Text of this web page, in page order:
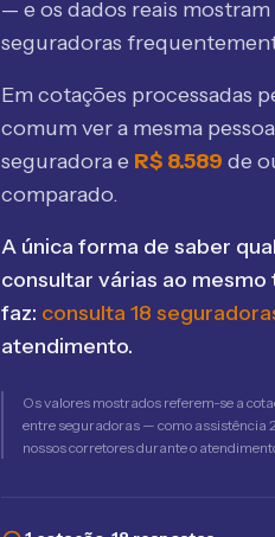
— e os dados reais
seguradoras
Em cotações processadas
comum ver a mesma
seguradora e R$ 8.589 de
comparado.
A única forma de saber
consultar várias ao
faz: consulta 18
atendimento.
Os valores mostrados referem-se a
entre seguradoras — como assistência
nossos corretores durante o